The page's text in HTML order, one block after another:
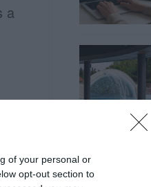
of your personal or
opt-out section to
a